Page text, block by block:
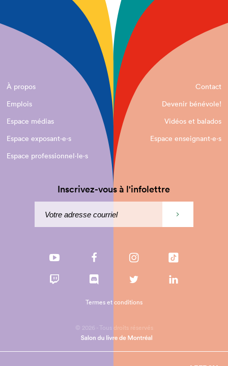
À propos
Contact
Emplois
Devenir bénévole!
Espace médias
Vidéos et balados
Espace exposant·e⋅s
Espace enseignant·e⋅s
Espace professionnel·le⋅s
Inscrivez-vous à l'infolettre
© 2026 - Tous droits réservés
Termes et conditions